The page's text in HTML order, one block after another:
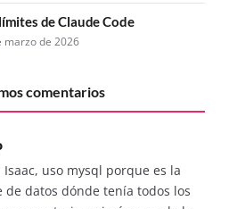
de Claude Code
marzo de 2026
comentarios
Isaac, uso mysql porque es la
de datos dónde tenía todos los